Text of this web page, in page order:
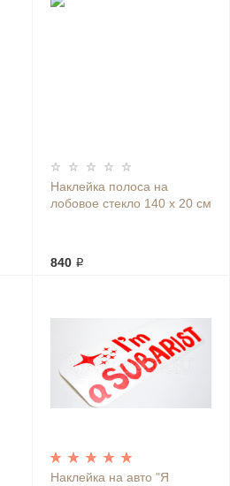
Наклейка полоса на
лобовое стекло 140 х 20 см
840 ₽
Наклейка на авто "Я